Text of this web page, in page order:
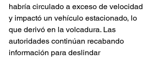
habría circulado a exceso de velocidad
y impactó un vehículo estacionado, lo
que derivó en la volcadura. Las
autoridades continúan recabando
información para deslindar